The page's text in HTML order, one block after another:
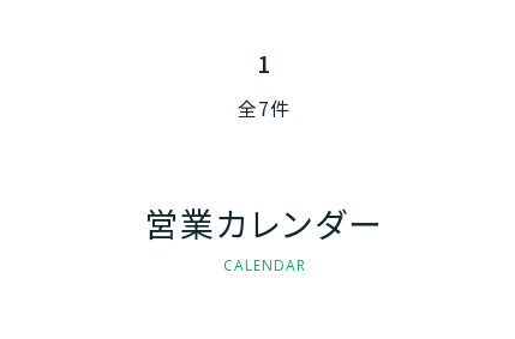
1
全7件
営業カレンダー
CALENDAR